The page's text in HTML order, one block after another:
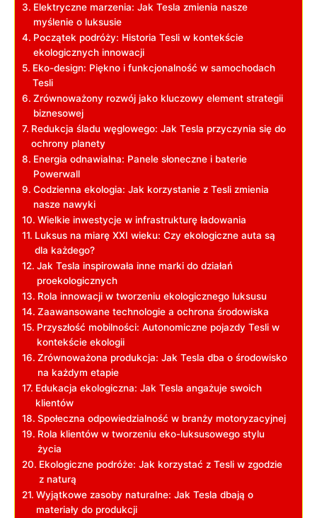
Elektryczne marzenia: Jak Tesla zmienia nasze
myślenie o luksusie
Początek podróży: Historia Tesli w kontekście
ekologicznych innowacji
Eko-design: Piękno i funkcjonalność w samochodach
Tesli
Zrównoważony rozwój jako kluczowy element strategii
biznesowej
Redukcja śladu węglowego: Jak Tesla przyczynia się do
ochrony planety
Energia odnawialna: Panele słoneczne i baterie
Powerwall
Codzienna ekologia: Jak korzystanie z Tesli zmienia
nasze nawyki
Wielkie inwestycje w infrastrukturę ładowania
Luksus na miarę XXI wieku: Czy ekologiczne auta są
dla każdego?
Jak Tesla inspirowała inne marki do działań
proekologicznych
Rola innowacji w tworzeniu ekologicznego luksusu
Zaawansowane technologie a ochrona środowiska
Przyszłość mobilności: Autonomiczne pojazdy Tesli w
kontekście ekologii
Zrównoważona produkcja: Jak Tesla dba o środowisko
na każdym etapie
Edukacja ekologiczna: Jak Tesla angażuje swoich
klientów
Społeczna odpowiedzialność w branży motoryzacyjnej
Rola klientów w tworzeniu eko-luksusowego stylu
życia
Ekologiczne podróże: Jak korzystać z Tesli w zgodzie
z naturą
Wyjątkowe zasoby naturalne: Jak Tesla dbają o
materiały do produkcji